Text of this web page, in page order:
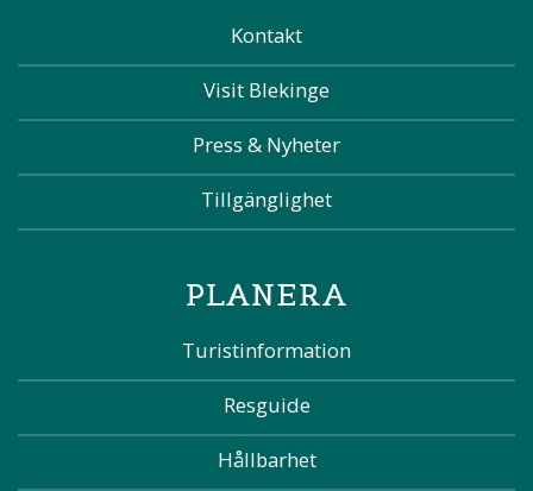
Kontakt
Visit Blekinge
Press & Nyheter
Tillgänglighet
PLANERA
Turistinformation
Resguide
Hållbarhet